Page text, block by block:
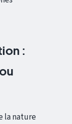
:
la nature